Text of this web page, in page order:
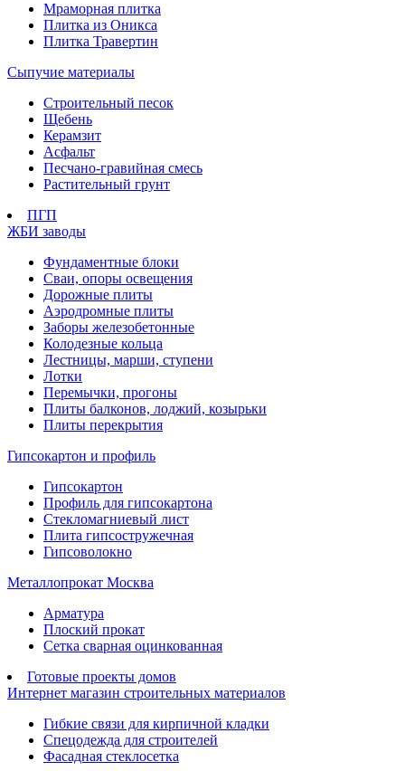
Мраморная плитка
Плитка из Оникса
Плитка Травертин
Сыпучие материалы
Строительный песок
Щебень
Керамзит
Асфальт
Песчано-гравийная смесь
Растительный грунт
ПГП
ЖБИ заводы
Фундаментные блоки
Сваи, опоры освещения
Дорожные плиты
Аэродромные плиты
Заборы железобетонные
Колодезные кольца
Лестницы, марши, ступени
Лотки
Перемычки, прогоны
Плиты балконов, лоджий, козырьки
Плиты перекрытия
Гипсокартон и профиль
Гипсокартон
Профиль для гипсокартона
Стекломагниевый лист
Плита гипсостружечная
Гипсоволокно
Металлопрокат Москва
Арматура
Плоский прокат
Сетка сварная оцинкованная
Готовые проекты домов
Интернет магазин строительных материалов
Гибкие связи для кирпичной кладки
Спецодежда для строителей
Фасадная стеклосетка